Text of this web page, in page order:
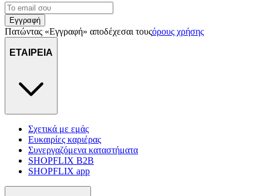
Εγγραφή
Πατώντας «Εγγραφή» αποδέχεσαι τουςόρους χρήσης
ΕΤΑΙΡΕΙΑ
Σχετικά με εμάς
Ευκαιρίες καριέρας
Συνεργαζόμενα καταστήματα
SHOPFLIX B2B
SHOPFLIX app